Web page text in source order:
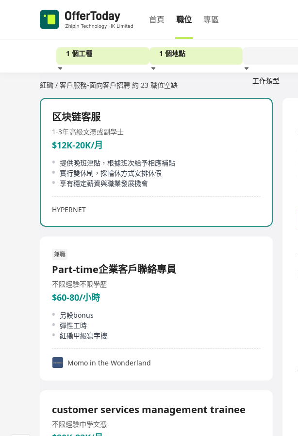
首頁 職位 專區
1 個工種 1 個地點
工作類型
經驗
紅磡 / 客戶服務-面向客戶招聘 約 23 職位空缺
区块链客服
1-3年高級文憑或副學士
$12K-20K/月
提供晚班津貼，根據班次給予相應補貼
實行雙休制，採輪休方式安排休假
享有穩定薪資與職業發展機會
HYPERNET
兼職
Part-time企業客戶聯絡專員
不限經驗不限學歷
$60-80/小時
另設bonus
彈性工時
紅磡甲級寫字樓
Momo in the Wonderland
customer services management trainee
不限經驗中學文憑